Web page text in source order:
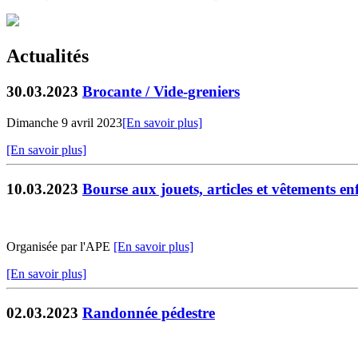
Actualités
30.03.2023 Brocante / Vide-greniers
Dimanche 9 avril 2023[En savoir plus]
[En savoir plus]
10.03.2023 Bourse aux jouets, articles et vêtements
Organisée par l'APE [En savoir plus]
[En savoir plus]
02.03.2023 Randonnée pédestre